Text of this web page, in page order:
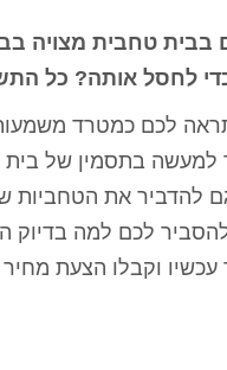
בבית טחבית מצויה
לחסל אותה? כל
לכם כמטרד
למעשה בתסמין של
להדביר את הטחביות
לכם למה בדיוק
עכשיו וקבלו הצעת